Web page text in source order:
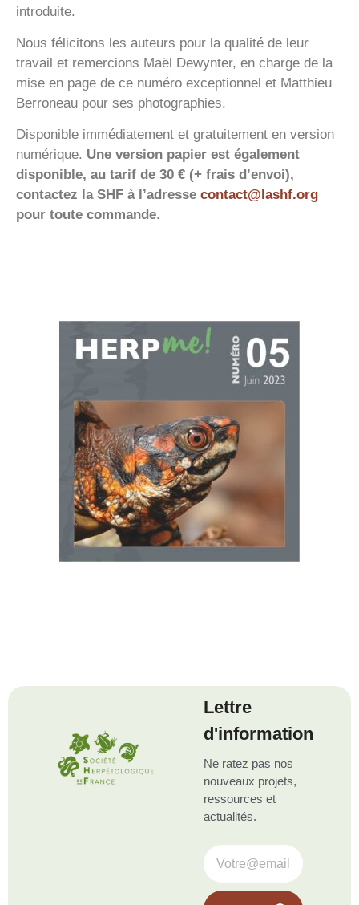
introduite.
Nous félicitons les auteurs pour la qualité de leur
travail et remercions Maël Dewynter, en charge de la
mise en page de ce numéro exceptionnel et Matthieu
Berroneau pour ses photographies.
Disponible immédiatement et gratuitement en version
numérique. Une version papier est également
disponible, au tarif de 30 € (+ frais d’envoi),
contactez la SHF à l’adresse contact@lashf.org
pour toute commande.
Lettre
d'information
Ne ratez pas nos
nouveaux projets,
ressources et
actualités.